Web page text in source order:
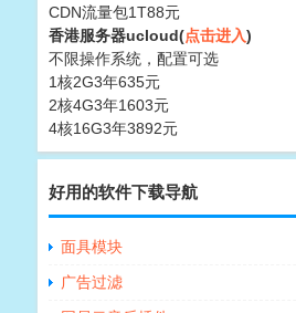
CDN流量包1T88元
香港服务器ucloud(点击进入)
不限操作系统，配置可选
1核2G3年635元
2核4G3年1603元
4核16G3年3892元
好用的软件下载导航
面具模块
广告过滤